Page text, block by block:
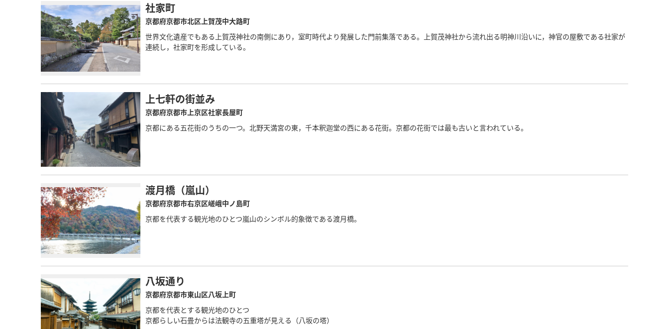
社家町
京都府京都市北区上賀茂中大路町
世界文化遺産でもある上賀茂神社の南側にあり，室町時代より発展した門前集落である。上賀茂神社から流れ出る明神川沿いに，神官の屋敷である社家が
連続し，社家町を形成している。
上七軒の街並み
京都府京都市上京区社家長屋町
京都にある五花街のうちの一つ。北野天満宮の東，千本釈迦堂の西にある花街。京都の花街では最も古いと言われている。
渡月橋（嵐山）
京都府京都市右京区嵯峨中ノ島町
京都を代表する観光地のひとつ嵐山のシンボル的象徴である渡月橋。
八坂通り
京都府京都市東山区八坂上町
京都を代表とする観光地のひとつ
京都らしい石畳からは法観寺の五重塔が見える（八坂の塔）